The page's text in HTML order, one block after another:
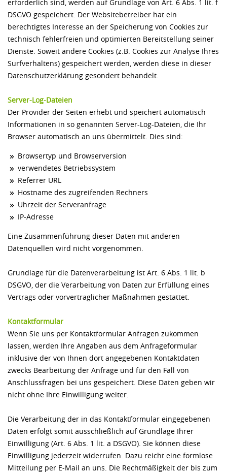
erforderlich sind, werden auf Grundlage von Art. 6 Abs. 1 lit. f
DSGVO gespeichert. Der Websitebetreiber hat ein
berechtigtes Interesse an der Speicherung von Cookies zur
technisch fehlerfreien und optimierten Bereitstellung seiner
Dienste. Soweit andere Cookies (z.B. Cookies zur Analyse Ihres
Surfverhaltens) gespeichert werden, werden diese in dieser
Datenschutzerklärung gesondert behandelt.
Server-Log-Dateien
Der Provider der Seiten erhebt und speichert automatisch
Informationen in so genannten Server-Log-Dateien, die Ihr
Browser automatisch an uns übermittelt. Dies sind:
Browsertyp und Browserversion
verwendetes Betriebssystem
Referrer URL
Hostname des zugreifenden Rechners
Uhrzeit der Serveranfrage
IP-Adresse
Eine Zusammenführung dieser Daten mit anderen
Datenquellen wird nicht vorgenommen.
Grundlage für die Datenverarbeitung ist Art. 6 Abs. 1 lit. b
DSGVO, der die Verarbeitung von Daten zur Erfüllung eines
Vertrags oder vorvertraglicher Maßnahmen gestattet.
Kontaktformular
Wenn Sie uns per Kontaktformular Anfragen zukommen
lassen, werden Ihre Angaben aus dem Anfrageformular
inklusive der von Ihnen dort angegebenen Kontaktdaten
zwecks Bearbeitung der Anfrage und für den Fall von
Anschlussfragen bei uns gespeichert. Diese Daten geben wir
nicht ohne Ihre Einwilligung weiter.
Die Verarbeitung der in das Kontaktformular eingegebenen
Daten erfolgt somit ausschließlich auf Grundlage Ihrer
Einwilligung (Art. 6 Abs. 1 lit. a DSGVO). Sie können diese
Einwilligung jederzeit widerrufen. Dazu reicht eine formlose
Mitteilung per E-Mail an uns. Die Rechtmäßigkeit der bis zum